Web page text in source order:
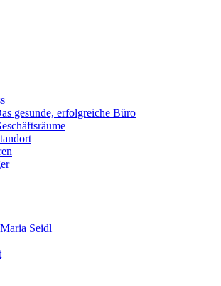
gesunde, erfolgreiche Büro
Seidl